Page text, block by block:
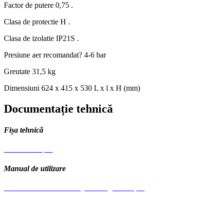
Factor de putere 0,75 .
Clasa de protectie H .
Clasa de izolatie IP21S .
Presiune aer recomandat? 4-6 bar
Greutate 31,5 kg
Dimensiuni 624 x 415 x 530 L x l x H (mm)
Documentație tehnică
Fișa tehnică
Manual de utilizare